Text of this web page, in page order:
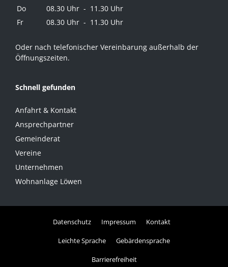
Do
08.30 Uhr - 11.30 Uhr
Fr
08.30 Uhr - 11.30 Uhr
Oder nach telefonischer Vereinbarung außerhalb der
Öffnungszeiten.
Schnell gefunden
Anfahrt & Kontakt
Ansprechpartner
Gemeinderat
Vereine
Unternehmen
Wohnanlage Löwen
Datenschutz Impressum Kontakt
Leichte Sprache Gebärdensprache
Barrierefreiheit